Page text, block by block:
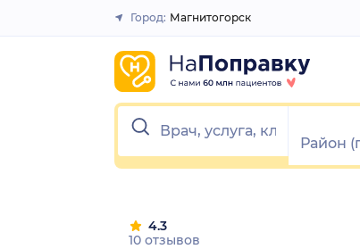
Закрыть
Город: Магнитогорск
4.3
10 отзывов